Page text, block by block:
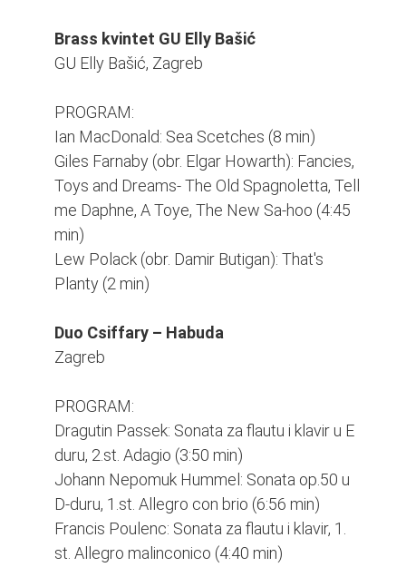
Brass kvintet GU Elly Bašić
GU Elly Bašić, Zagreb
PROGRAM:
Ian MacDonald: Sea Scetches (8 min)
Giles Farnaby (obr. Elgar Howarth): Fancies,
Toys and Dreams- The Old Spagnoletta, Tell
me Daphne, A Toye, The New Sa-hoo (4:45
min)
Lew Polack (obr. Damir Butigan): That's
Planty (2 min)
Duo Csiffary – Habuda
Zagreb
PROGRAM:
Dragutin Passek: Sonata za flautu i klavir u E
duru, 2.st. Adagio (3:50 min)
Johann Nepomuk Hummel: Sonata op.50 u
D-duru, 1.st. Allegro con brio (6:56 min)
Francis Poulenc: Sonata za flautu i klavir, 1.
st. Allegro malinconico (4:40 min)